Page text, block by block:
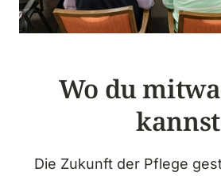
Wo du
kannst
Die Zukunft der Pflege